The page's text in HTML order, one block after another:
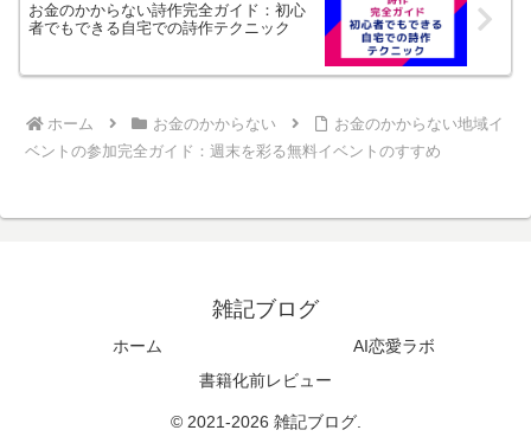
お金のかからない詩作完全ガイド：初心
者でもできる自宅での詩作テクニック
ホーム お金のかからない
お金のかからない地域イ
ベントの参加完全ガイド：週末を彩る無料イベントのすすめ
雑記ブログ
ホーム
AI恋愛ラボ
書籍化前レビュー
© 2021-2026 雑記ブログ.